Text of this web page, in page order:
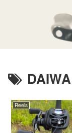
DAIWA
Reels